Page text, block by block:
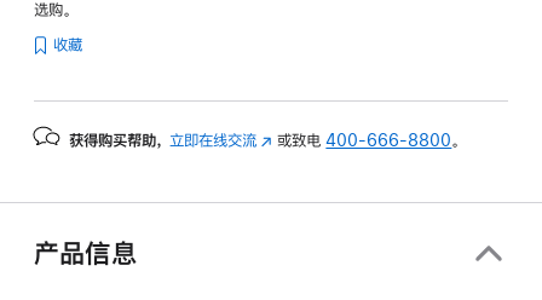
选购。
收藏
获得购买帮助， 立即在线交流 (在 或致电400-666-8800。
产品信息